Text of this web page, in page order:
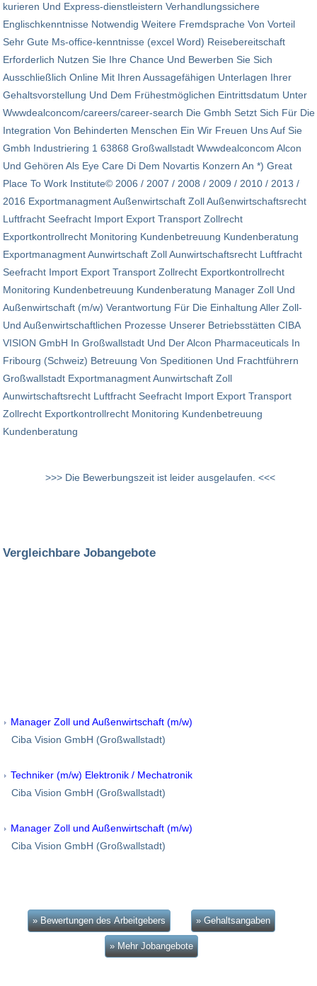
kurieren Und Express-dienstleistern Verhandlungssichere
Englischkenntnisse Not­wendig Weitere Fremdsprache Von Vorteil
Sehr Gute Ms-office-kenntnisse (excel Word) Reisebereitschaft
Erforderlich Nutzen Sie Ihre Chance Und Bewerben Sie Sich
Ausschließlich Online Mit Ihren Aussagefähigen Unterlagen Ihrer
Gehaltsvorstellung Und Dem Frühestmöglichen Eintrittsdatum Unter
Wwwdealconcom/careers/career-search Die Gmbh Setzt Sich Für Die
Integration Von Behinderten Menschen Ein Wir Freuen Uns Auf Sie
Gmbh Industriering 1 63868 Großwallstadt Wwwdealconcom Alcon
Und Gehören Als Eye Care Di Dem Novartis Konzern An *) Great
Place To Work Institute© 2006 / 2007 / 2008 / 2009 / 2010 / 2013 /
2016 Exportmanagment Außenwirtschaft Zoll Außen­wirtschaftsrecht
Luftfracht Seefracht Import Export Transport Zollrecht
Exportkontrollrecht Monitoring Kundenbetreuung Kundenberatung
Exportmanagment Aunwirtschaft Zoll Aunwirtschaftsrecht Luftfracht
Seefracht Import Export Transport Zollrecht Exportkontrollrecht
Monitoring Kundenbetreuung Kundenberatung Manager Zoll Und
Außenwirtschaft (m/w) Verantwortung Für Die Einhaltung Aller Zoll-
Und Außenwirtschaftlichen Prozesse Unserer Betriebs­stätten CIBA
VISION GmbH In Groß­wall­stadt Und Der Alcon Pharmaceuticals In
Fribourg (Schweiz) Betreuung Von Speditionen Und Frachtführern
Großwallstadt Exportmanagment Aunwirtschaft Zoll
Aunwirtschaftsrecht Luftfracht Seefracht Import Export Transport
Zollrecht Exportkontrollrecht Monitoring Kundenbetreuung
Kundenberatung
>>> Die Bewerbungszeit ist leider ausgelaufen. <<<
Vergleichbare Jobangebote
Manager Zoll und Außenwirtschaft (m/w)
Ciba Vision GmbH (Großwallstadt)
Techniker (m/w) Elektronik / Mechatronik
Ciba Vision GmbH (Großwallstadt)
Manager Zoll und Außenwirtschaft (m/w)
Ciba Vision GmbH (Großwallstadt)
» Bewertungen des Arbeitgebers » Gehaltsangaben
» Mehr Jobangebote